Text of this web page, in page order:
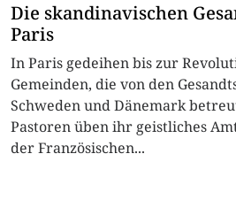
Die skandinavischen
Paris
In Paris gedeihen bis zur
Gemeinden, die von den
Schweden und Dänemark
Pastoren üben ihr geistliches
der Französischen...